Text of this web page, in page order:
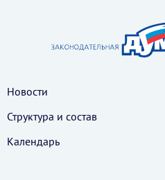
Новости
Структура и состав
Календарь